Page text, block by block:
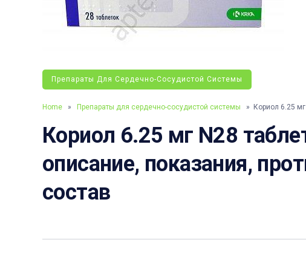
Препараты Для Сердечно-Сосудистой Системы
Home » Препараты для сердечно-сосудистой системы » Кориол 6.25 мг
Кориол 6.25 мг N28
описание, показания,
состав